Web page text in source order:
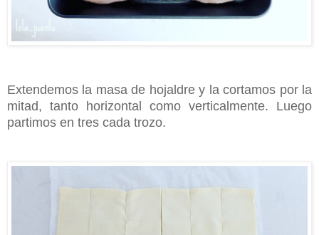
Extendemos la masa de hojaldre y la cortamos por la
mitad, tanto horizontal como verticalmente. Luego
partimos en tres cada trozo.